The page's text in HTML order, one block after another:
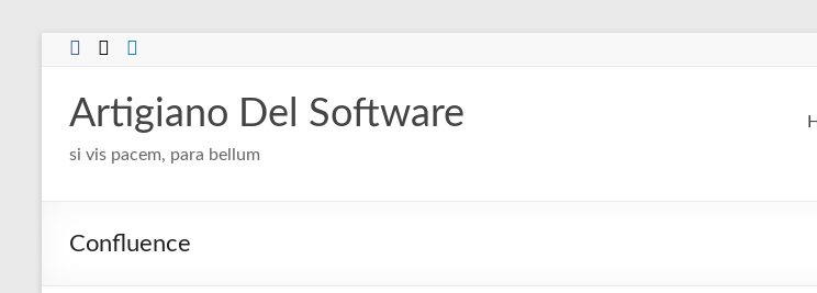
Salta
Artigiano Del Software
si vis pacem, para bellum
Confluence